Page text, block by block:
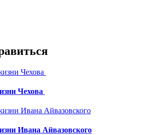
Чехова
Ивана Айвазовского